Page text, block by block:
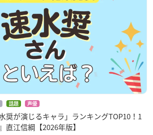
話題 声優
奨が演じるキャラ」ランキングTOP10！1
直江信綱【2026年版】